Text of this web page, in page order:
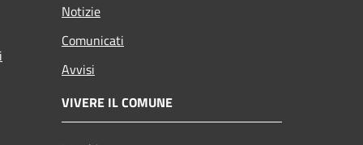
Notizie
Comunicati
Avvisi
VIVERE IL COMUNE